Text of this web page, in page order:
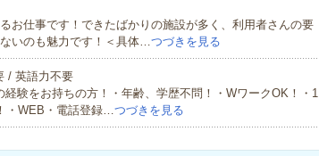
お仕事です！できたばかりの施設が多く、利用者さんの要
いのも魅力です！＜具体…つづきを見る
/ 英語力不要
経験をお持ちの方！・年齢、学歴不問！・WワークOK！・1
・WEB・電話登録…つづきを見る